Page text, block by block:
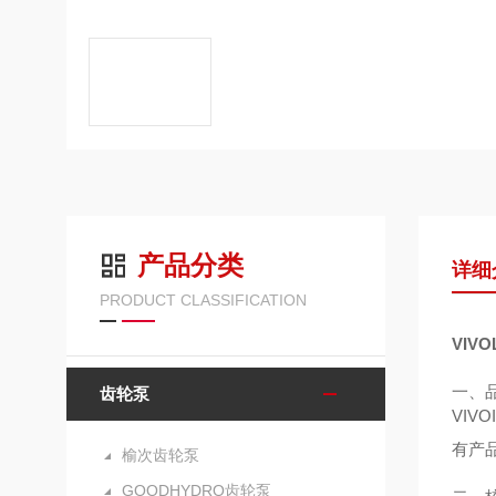
产品分类
PRODUCT CLASSIFICATION
齿轮泵
榆次齿轮泵
GOODHYDRO齿轮泵
详细
一、
有产